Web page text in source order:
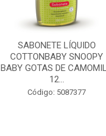
SABONETE LÍQUIDO
COTTONBABY SNOOPY
BABY GOTAS DE
12...
Código: 5087377